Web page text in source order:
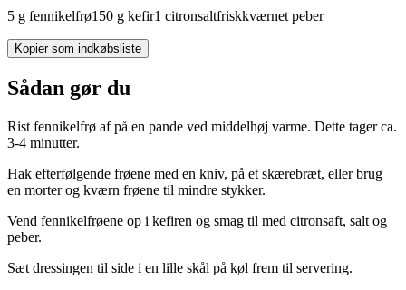
5 g fennikelfrø150 g kefir1 citronsaltfriskkværnet peber
Kopier som indkøbsliste
Sådan gør du
Rist fennikelfrø af på en pande ved middelhøj varme. Dette tager ca.
3-4 minutter.
Hak efterfølgende frøene med en kniv, på et skærebræt, eller brug
en morter og kværn frøene til mindre stykker.
Vend fennikelfrøene op i kefiren og smag til med citronsaft, salt og
peber.
Sæt dressingen til side i en lille skål på køl frem til servering.